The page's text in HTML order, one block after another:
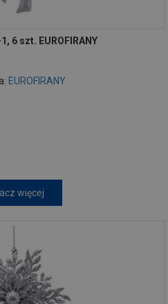
6 szt. EUROFIRANY
EUROFIRANY
więcej